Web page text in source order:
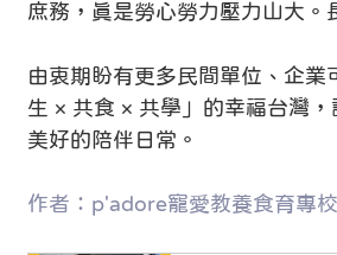
庶務，真是勞心勞力壓力山大。
由衷期盼有更多民間單位、企
生 × 共食 × 共學」的幸福台灣
美好的陪伴日常。
作者：p'adore寵愛教養食育專